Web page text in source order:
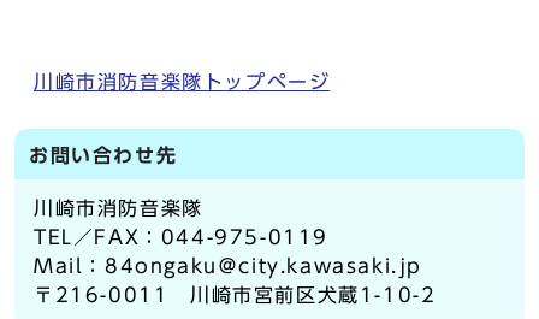
川崎市消防音楽隊トップページ
お問い合わせ先
川崎市消防音楽隊
TEL／FAX：044-975-0119
Mail：84ongaku＠city.kawasaki.jp
〒216-0011 川崎市宮前区犬蔵1-10-2